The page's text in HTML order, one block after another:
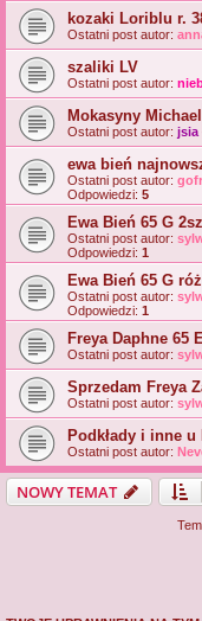
kozaki Loriblu r.
Ostatni post autor:
szaliki LV
Ostatni post autor:
Mokasyny
Ostatni post autor: jsia
ewa bień
Ostatni post autor:
Odpowiedzi: 5
Ewa Bień 65 G
Ostatni post autor:
Odpowiedzi: 1
Ewa Bień 65 G
Ostatni post autor:
Odpowiedzi: 1
Freya Daphne 65
Ostatni post autor:
Sprzedam Freya
Ostatni post autor:
Podkłady i inne u
Ostatni post autor:
NOWY TEMAT